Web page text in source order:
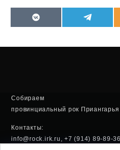
VK
Собираем
провинциальный рок
Контакты:
info@rock.irk.ru, +7 (914) 89-89-